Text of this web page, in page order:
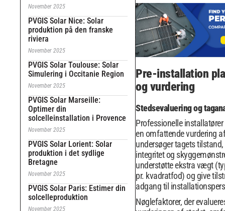
November 2025
PVGIS Solar Nice: Solar
produktion på den franske
riviera
November 2025
PVGIS Solar Toulouse: Solar
Simulering i Occitanie Region
November 2025
PVGIS Solar Marseille:
Optimer din
solcelleinstallation i Provence
November 2025
PVGIS Solar Lorient: Solar
produktion i det sydlige
Bretagne
November 2025
PVGIS Solar Paris: Estimer din
solcelleproduktion
November 2025
Pre-installation
og vurdering
Stedsevaluering og
Professionelle
en omfattende vurdering
undersøger tagets
integritet og
understøtte ekstra vægt
pr. kvadratfod) og give
adgang til
Nøglefaktorer, der